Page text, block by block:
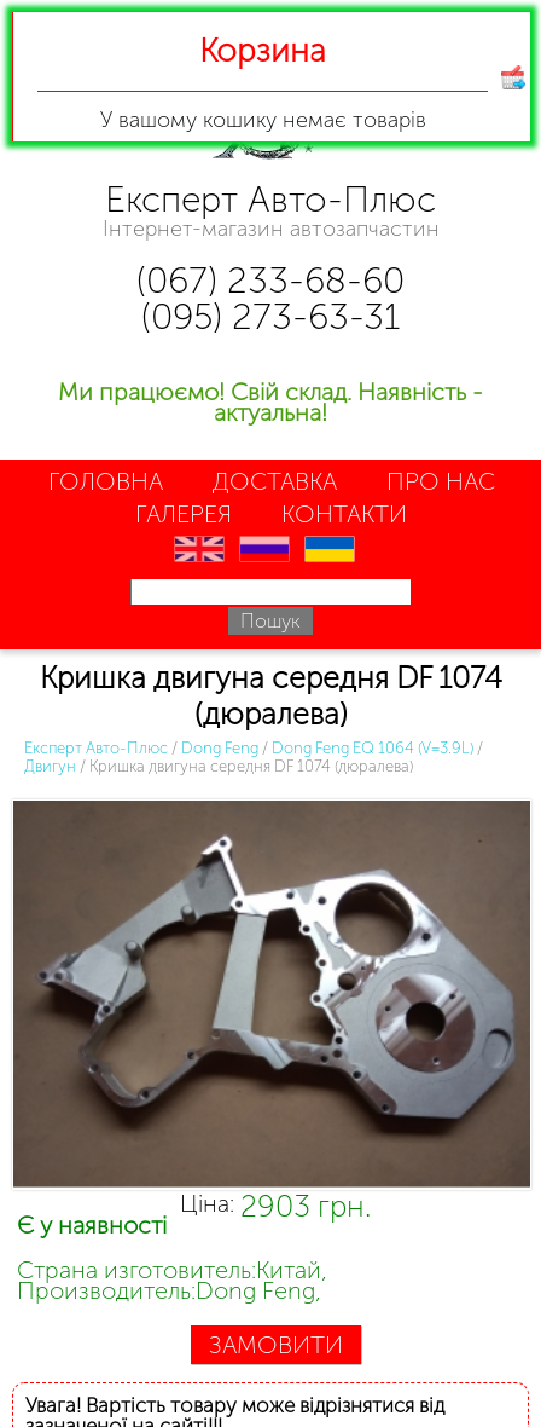
Експерт Авто-Плюс
Інтернет-магазин автозапчастин
(067) 233-68-60
(095) 273-63-31
Ми працюємо! Свій склад. Наявність -
актуальна!
ГОЛОВНА ДОСТАВКА
ПРО НАС
ГАЛЕРЕЯ
КОНТАКТИ
en ru uk
Кришка двигуна середня DF 1074
(дюралева)
Експерт Авто-Плюс / Dong Feng / Dong Feng EQ 1064 (V=3.9L) /
Двигун / Кришка двигуна середня DF 1074 (дюралева)
Ціна: 2903 грн.
Є у наявності
Страна изготовитель:Китай,
Производитель:Dong Feng,
ЗАМОВИТИ
Увага! Вартість товару може відрізнятися від
Корзина
У вашому кошику немає товарів